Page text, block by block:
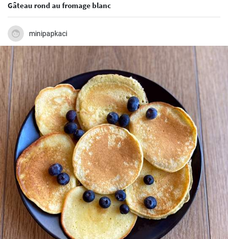
Gâteau rond au fromage blanc
minipapkaci